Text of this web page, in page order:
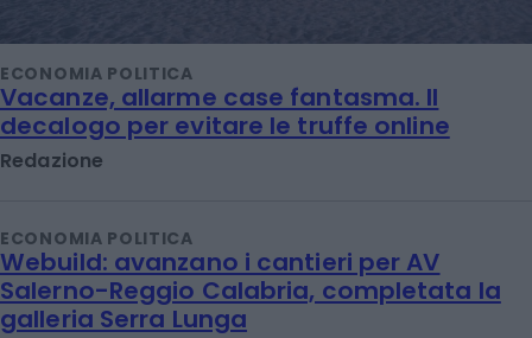
ECONOMIA POLITICA
Vacanze, allarme case fantasma. Il
decalogo per evitare le truffe online
Redazione
ECONOMIA POLITICA
Webuild: avanzano i cantieri per AV
Salerno-Reggio Calabria, completata la
galleria Serra Lunga